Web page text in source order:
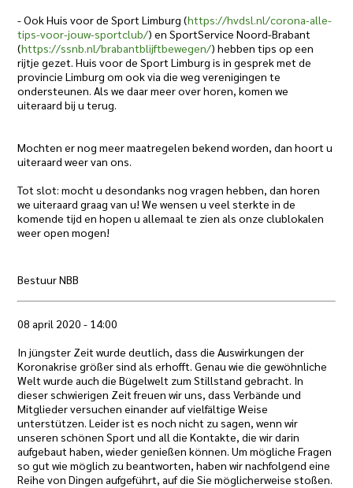
- Ook Huis voor de Sport Limburg (https://hvdsl.nl/corona-alle-
tips-voor-jouw-sportclub/) en SportService Noord-Brabant
(https://ssnb.nl/brabantblijftbewegen/) hebben tips op een
rijtje gezet. Huis voor de Sport Limburg is in gesprek met de
provincie Limburg om ook via die weg verenigingen te
ondersteunen. Als we daar meer over horen, komen we
uiteraard bij u terug.
Mochten er nog meer maatregelen bekend worden, dan hoort u
uiteraard weer van ons.
Tot slot: mocht u desondanks nog vragen hebben, dan horen
we uiteraard graag van u! We wensen u veel sterkte in de
komende tijd en hopen u allemaal te zien als onze clublokalen
weer open mogen!
Bestuur NBB
08 april 2020 - 14:00
In jüngster Zeit wurde deutlich, dass die Auswirkungen der
Koronakrise größer sind als erhofft. Genau wie die gewöhnliche
Welt wurde auch die Bügelwelt zum Stillstand gebracht. In
dieser schwierigen Zeit freuen wir uns, dass Verbände und
Mitglieder versuchen einander auf vielfältige Weise
unterstützen. Leider ist es noch nicht zu sagen, wenn wir
unseren schönen Sport und all die Kontakte, die wir darin
aufgebaut haben, wieder genießen können. Um mögliche Fragen
so gut wie möglich zu beantworten, haben wir nachfolgend eine
Reihe von Dingen aufgeführt, auf die Sie möglicherweise stoßen.